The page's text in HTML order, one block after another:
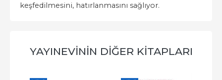
keşfedilmesini, hatırlanmasını sağlıyor.
YAYINEVININ DIĞER KITAPLARI